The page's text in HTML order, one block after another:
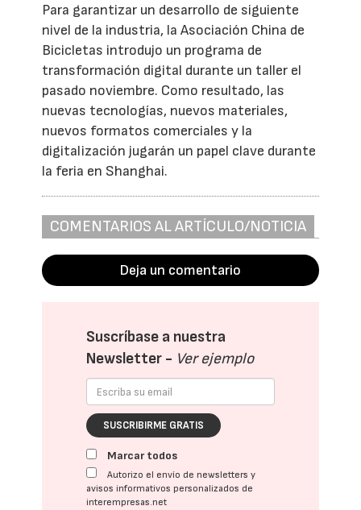
Para garantizar un desarrollo de siguiente
nivel de la industria, la Asociación China de
Bicicletas introdujo un programa de
transformación digital durante un taller el
pasado noviembre. Como resultado, las
nuevas tecnologías, nuevos materiales,
nuevos formatos comerciales y la
digitalización jugarán un papel clave durante
la feria en Shanghai.
COMENTARIOS AL ARTÍCULO/NOTICIA
Deja un comentario
Suscríbase a nuestra
Newsletter - Ver ejemplo
SUSCRIBIRME GRATIS
Marcar todos
Autorizo el envío de newsletters y
avisos informativos personalizados de
interempresas.net